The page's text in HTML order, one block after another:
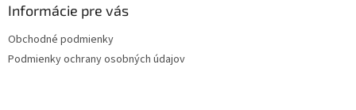
Informácie pre vás
Obchodné podmienky
Podmienky ochrany osobných údajov